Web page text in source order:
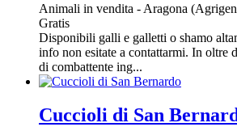
Animali in vendita - Aragona
Gratis
Disponibili galli e galletti o shamo
info non esitate a contattarmi. In oltre
di combattente ing...
Cuccioli di San